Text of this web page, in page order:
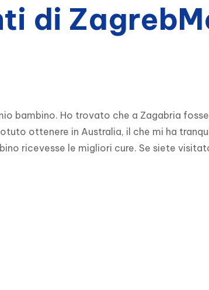
di
bambino. Ho trovato che a Zagabria
ottenere in Australia, il che mi ha
ricevesse le migliori cure. Se siete